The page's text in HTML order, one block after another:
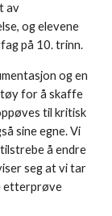
av
og elevene
på 10. trinn.
og en
for å skaffe
til kritisk
sine egne. Vi
å endre
seg at vi tar
etterprøve